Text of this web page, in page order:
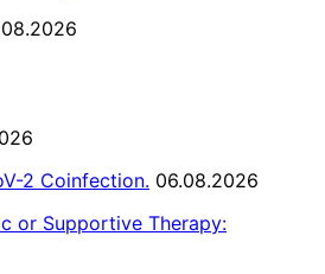
2 Coinfection. 06.08.2026
or Supportive Therapy: